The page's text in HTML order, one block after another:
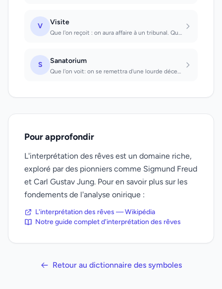
V Visite
Que l'on reçoit : on aura affaire à un tribunal. Que l'on fait : annonce une fêt...
S Sanatorium
Que l'on voit: on se remettra d'une lourde déception, d'un insuccès ou d'une per...
Pour approfondir
L'interprétation des rêves est un domaine riche,
exploré par des pionniers comme Sigmund Freud
et Carl Gustav Jung. Pour en savoir plus sur les
fondements de l'analyse onirique :
L'interprétation des rêves — Wikipédia
Notre guide complet d'interprétation des rêves
Retour au dictionnaire des symboles